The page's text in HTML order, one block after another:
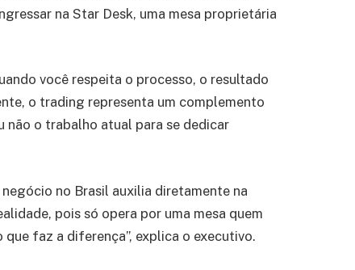
na Star Desk, uma mesa proprietária
você respeita o processo, o resultado
o trading representa um complemento
não o trabalho atual para se dedicar
no Brasil auxilia diretamente na
pois só opera por uma mesa quem
faz a diferença”, explica o executivo.